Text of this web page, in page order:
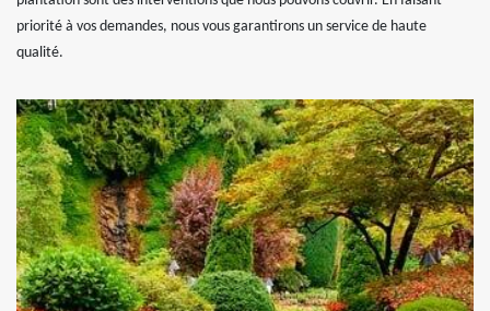
priorité à vos demandes, nous vous garantirons un service de haute
qualité.